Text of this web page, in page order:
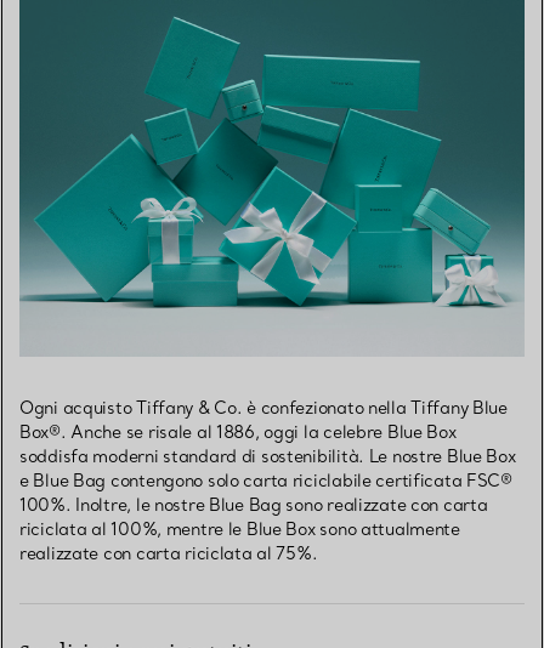
Ogni acquisto Tiffany & Co. è confezionato nella Tiffany Blue
Box®. Anche se risale al 1886, oggi la celebre Blue Box
soddisfa moderni standard di sostenibilità. Le nostre Blue Box
e Blue Bag contengono solo carta riciclabile certificata FSC®
100%. Inoltre, le nostre Blue Bag sono realizzate con carta
riciclata al 100%, mentre le Blue Box sono attualmente
realizzate con carta riciclata al 75%.